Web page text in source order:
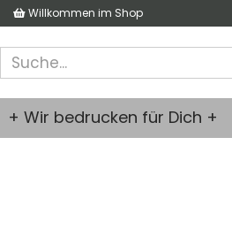
Willkommen im Shop
+ Wir bedrucken für Dich +